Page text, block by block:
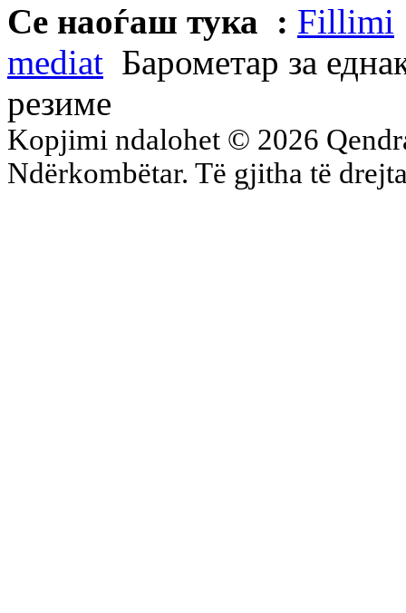
Се наоѓаш тука : Fillimi
mediat Барометар за
резиме
Kopjimi ndalohet © 2026
Ndërkombëtar. Të gjitha të